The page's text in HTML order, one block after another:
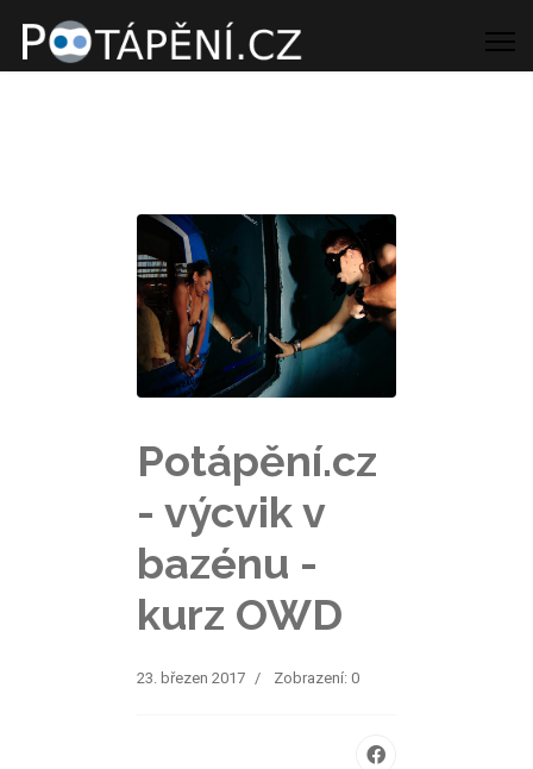
Potápění.cz
- výcvik v
bazénu -
kurz OWD
23. březen 2017 Zobrazení: 0